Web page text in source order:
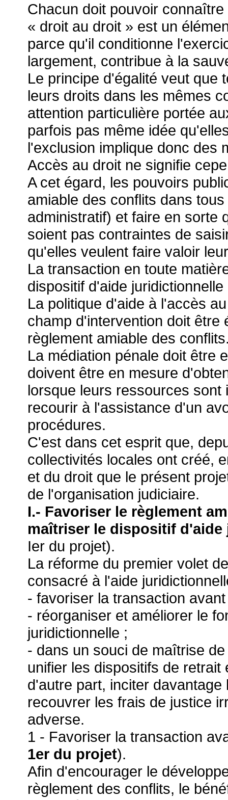
Chacun doit pouvoir
« droit au droit » est un
parce qu'il conditionne
largement, contribue à la
Le principe d'égalité veut que
leurs droits dans les mêmes
attention particulière portée
parfois pas même idée
l'exclusion implique donc des
Accès au droit ne signifie
A cet égard, les pouvoirs
amiable des conflits dans
administratif) et faire en sorte
soient pas contraintes de
qu'elles veulent faire valoir
La transaction en toute
dispositif d'aide juridictionnelle
La politique d'aide à l'accès
champ d'intervention doit être
règlement amiable des
La médiation pénale doit être
doivent être en mesure
lorsque leurs ressources
recourir à l'assistance d'un
procédures.
C'est dans cet esprit que,
collectivités locales ont créé,
et du droit que le présent
de l'organisation judiciaire.
I.- Favoriser le règlement
maîtriser le dispositif
Ier du projet).
La réforme du premier volet
consacré à l'aide
- favoriser la transaction
- réorganiser et améliorer le
juridictionnelle ;
- dans un souci de maîtrise
unifier les dispositifs de
d'autre part, inciter
recouvrer les frais de justice
adverse.
1 - Favoriser la transaction
1er du projet).
Afin d'encourager le
règlement des conflits, le